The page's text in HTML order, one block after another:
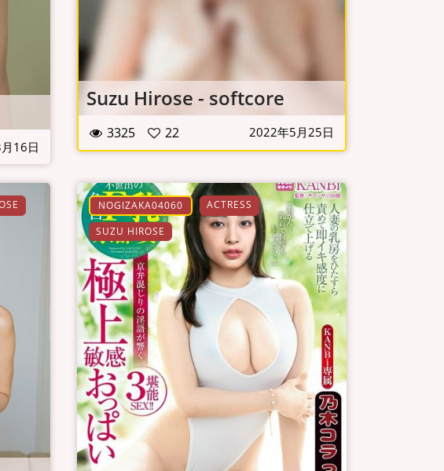
16日
Suzu Hirose - softcore
3325 22 2022年5月25日
NOGIZAKA04060
ACTRESS
SUZU HIROSE